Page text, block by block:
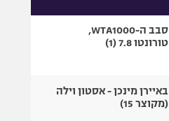
סבב ה-WTA1000,
טורונטו 7.8 (1)
באיירן מינכן - אסטון וילה
(מקוצר 15)